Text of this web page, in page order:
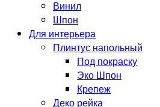
Винил
Шпон
Для интерьера
Плинтус напольный
Под покраску
Эко Шпон
Крепеж
Деко рейка